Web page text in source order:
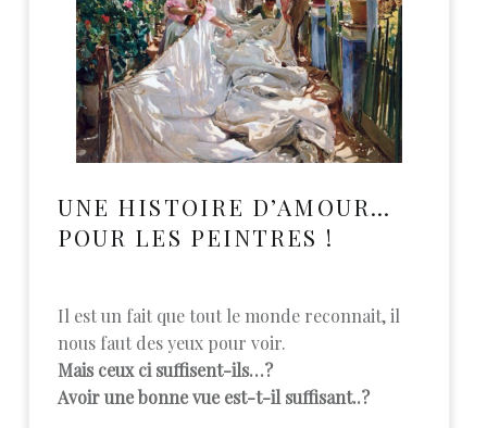
UNE HISTOIRE D’AMOUR…
POUR LES PEINTRES !
Il est un fait que tout le monde reconnait, il
nous faut des yeux pour voir.
Mais ceux ci suffisent-ils…?
Avoir une bonne vue est-t-il suffisant..?